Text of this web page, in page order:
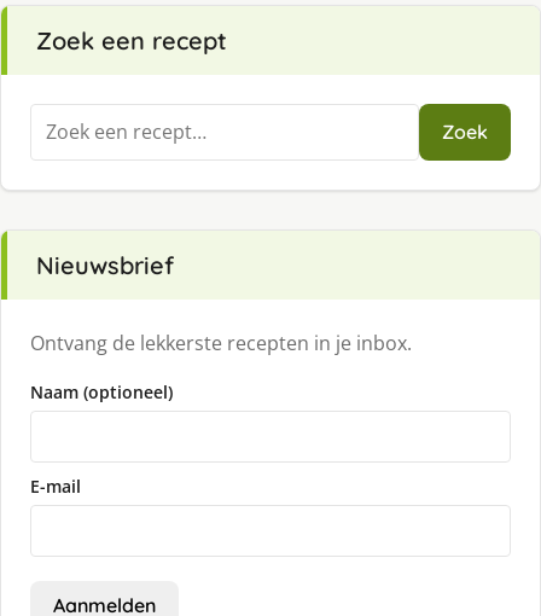
Zoek een recept
Zoeken
naar:
Zoek
Nieuwsbrief
Ontvang de lekkerste recepten in je inbox.
Naam (optioneel)
E-mail
Aanmelden